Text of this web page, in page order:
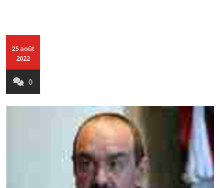
25 août
2022
0